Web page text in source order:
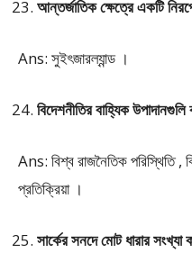
আন্তর্জাতিক ক্ষেত্রে একটি
Ans: সুইৎজারল্যান্ড ।
বিদেশনীতির বাহ্যিক
Ans: বিশ্ব রাজনৈতিক পরিস্থিতি ,
প্রতিক্রিয়া ।
সার্কের সনদে মোট ধারার